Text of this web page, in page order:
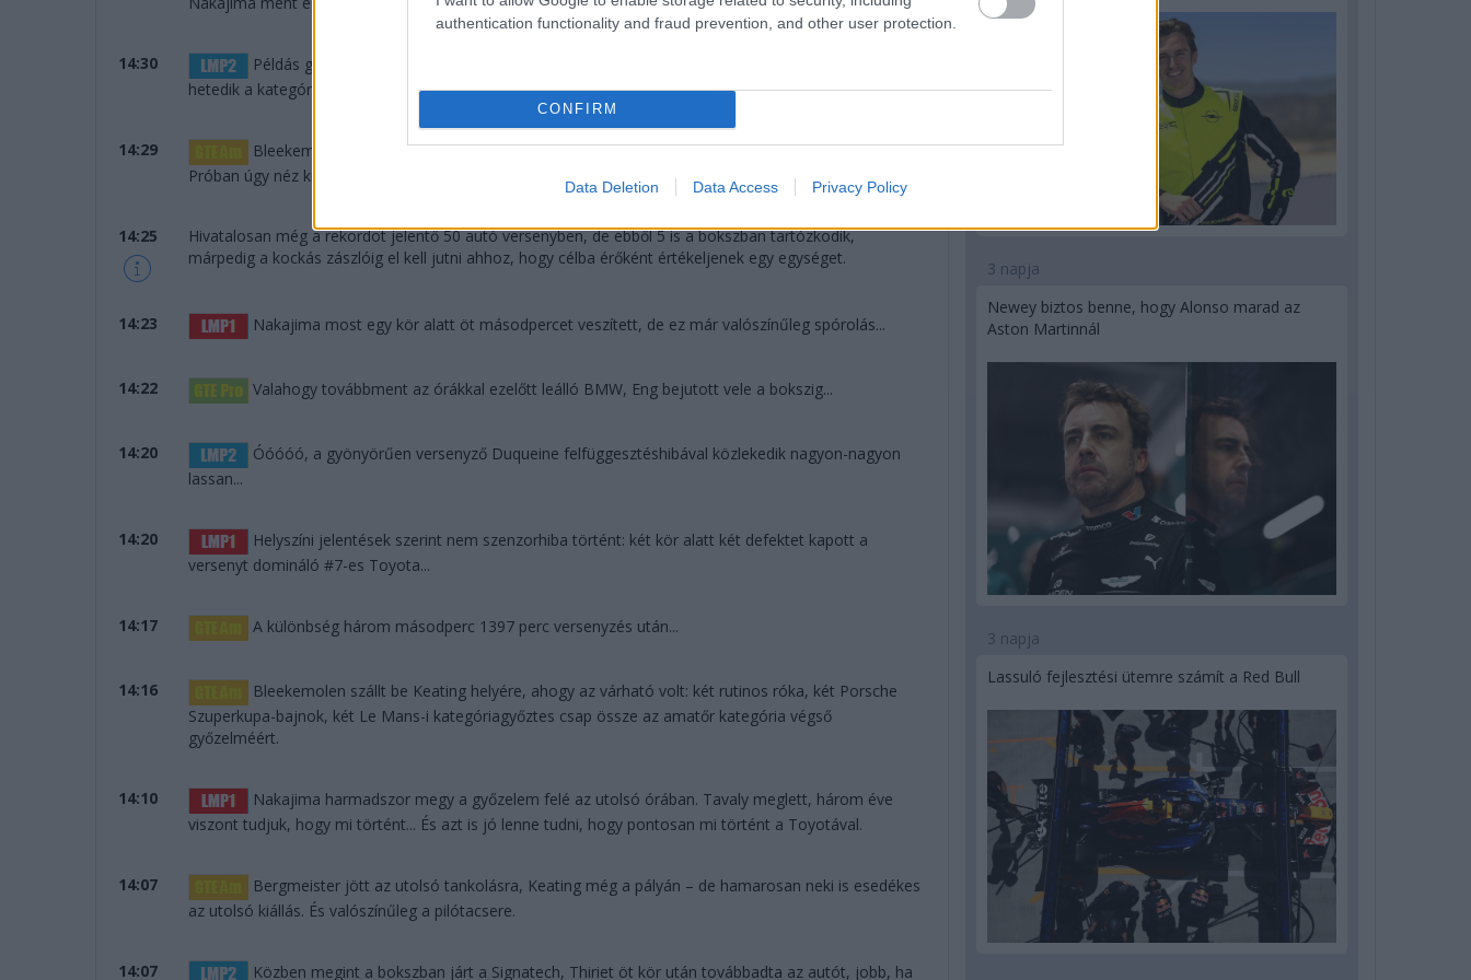
authentication functionality and fraud prevention, and other user protection.
CONFIRM
Data Deletion Data Access Privacy Policy
14:30
Példás gyorsasággal dolgozott a Duqueine, a korábban a dobogót ostromló egység most
hetedik a kategóriájában.
14:29
Bleekemolen odalépett: nyolc másodpercre növelte az előnyt Bergmeisterrel szemben. A
Próban úgy néz ki, hogy nem lesz Ford a dobogón, az Am-et viszont megnyerheti az egyetlen privát GT.
14:25
Hivatalosan még a rekordot jelentő 50 autó versenyben, de ebből 5 is a bokszban tartózkodik,
márpedig a kockás zászlóig el kell jutni ahhoz, hogy célba érőként értékeljenek egy egységet.
14:23 Nakajima most egy kör alatt öt másodpercet veszített, de ez már valószínűleg spórolás...
14:22 Valahogy továbbment az órákkal ezelőtt leálló BMW, Eng bejutott vele a bokszig...
14:20
Óóóóó, a gyönyörűen versenyző Duqueine felfüggesztéshibával közlekedik nagyon-nagyon
lassan...
14:20
Helyszíni jelentések szerint nem szenzorhiba történt: két kör alatt két defektet kapott a
versenyt domináló #7-es Toyota...
14:17 A különbség három másodperc 1397 perc versenyzés után...
14:16
Bleekemolen szállt be Keating helyére, ahogy az várható volt: két rutinos róka, két Porsche
Szuperkupa-bajnok, két Le Mans-i kategóriagyőztes csap össze az amatőr kategória végső
győzelméért.
14:10
Nakajima harmadszor megy a győzelem felé az utolsó órában. Tavaly meglett, három éve
viszont tudjuk, hogy mi történt... És azt is jó lenne tudni, hogy pontosan mi történt a Toyotával.
14:07
Bergmeister jött az utolsó tankolásra, Keating még a pályán – de hamarosan neki is esedékes
az utolsó kiállás. És valószínűleg a pilótacsere.
14:07 Közben megint a bokszban járt a Signatech, Thiriet öt kör után továbbadta az autót, jobb, ha
3 napja
Newey biztos benne, hogy Alonso marad az
Aston Martinnál
3 napja
Lassuló fejlesztési ütemre számít a Red Bull